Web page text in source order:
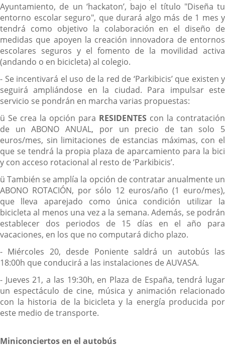
Ayuntamiento, de un ‘hackaton’, bajo el título "Diseña tu
entorno escolar seguro", que durará algo más de 1 mes y
tendrá como objetivo la colaboración en el diseño de
medidas que apoyen la creación innovadora de entornos
escolares seguros y el fomento de la movilidad activa
(andando o en bicicleta) al colegio.
- Se incentivará el uso de la red de ‘Parkibicis’ que existen y
seguirá ampliándose en la ciudad. Para impulsar este
servicio se pondrán en marcha varias propuestas:
ü Se crea la opción para RESIDENTES con la contratación
de un ABONO ANUAL, por un precio de tan solo 5
euros/mes, sin limitaciones de estancias máximas, con el
que se tendrá la propia plaza de aparcamiento para la bici
y con acceso rotacional al resto de ‘Parkibicis’.
ü También se amplía la opción de contratar anualmente un
ABONO ROTACIÓN, por sólo 12 euros/año (1 euro/mes),
que lleva aparejado como única condición utilizar la
bicicleta al menos una vez a la semana. Además, se podrán
establecer dos periodos de 15 días en el año para
vacaciones, en los que no computará dicho plazo.
- Miércoles 20, desde Poniente saldrá un autobús las
18:00h que conducirá a las instalaciones de AUVASA.
- Jueves 21, a las 19:30h, en Plaza de España, tendrá lugar
un espectáculo de cine, música y animación relacionado
con la historia de la bicicleta y la energía producida por
este medio de transporte.
Miniconciertos en el autobús